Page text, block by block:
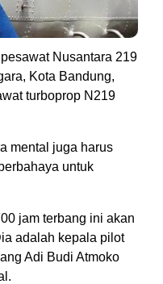
Nusantara 219
Kota Bandung,
turboprop N219
mental juga harus
untuk
jam terbang ini akan
adalah kepala pilot
Adi Budi Atmoko